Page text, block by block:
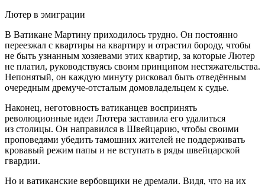
Лютер в эмиграции
В Ватикане Мартину приходилось трудно. Он постоянно
переезжал с квартиры на квартиру и отрастил бороду, чтобы
не быть узнанным хозяевами этих квартир, за которые Лютер
не платил, руководствуясь своим принципом нестяжательства.
Непонятый, он каждую минуту рисковал быть отведённым
очередным дремуче-отсталым домовладельцем к судье.
Наконец, неготовность ватиканцев воспринять
революционные идеи Лютера заставила его удалиться
из столицы. Он направился в Швейцарию, чтобы своими
проповедями убедить тамошних жителей не поддерживать
кровавый режим папы и не вступать в ряды швейцарской
гвардии.
Но и ватиканские вербовщики не дремали. Видя, что на их